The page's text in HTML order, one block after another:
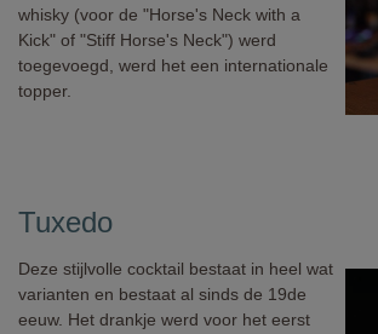
whisky (voor de "Horse's Neck with a
Kick" of "Stiff Horse's Neck") werd
toegevoegd, werd het een internationale
topper.
Tuxedo
Deze stijlvolle cocktail bestaat in heel wat
varianten en bestaat al sinds de 19de
eeuw. Het drankje werd voor het eerst